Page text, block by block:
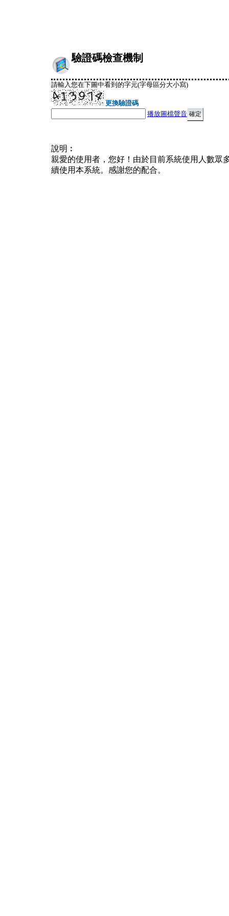
驗證碼檢查機制
請輸入您在下圖中看到的字元(字母區分大小寫)
更換驗證碼
播放圖檔聲音
說明︰
親愛的使用者，您好！由於目前系統使用人數眾
續使用本系統。感謝您的配合。